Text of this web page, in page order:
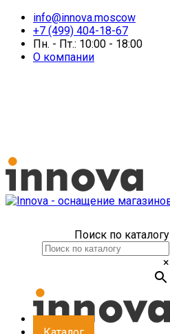
info@innova.moscow
+7 (499) 404-18-67
Пн. - Пт.: 10:00 - 18:00
О компании
Поиск по каталогу
×